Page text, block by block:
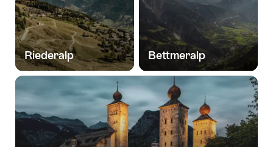
Riederalp Bettmeralp